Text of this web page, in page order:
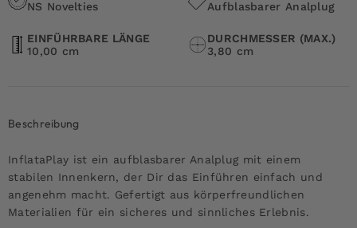
NS Novelties
Aufblasbarer Analplug
EINFÜHRBARE LÄNGE
10,00 cm
DURCHMESSER (MAX.)
3,80 cm
Beschreibung
InflataPlay ist ein aufblasbarer Analplug mit einem
stabilen Innenkern, der Dir das Einführen einfach und
angenehm macht. Gefertigt aus körperfreundlichen
Materialien für ein sicheres und sinnliches Erlebnis.